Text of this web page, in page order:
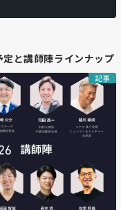
充実を目指す
携を深め、「相乗効
に大学全体が耐え
上のため、AIの活
ション）、先端半
考えも示した。
支援要望
院の暴力問題につい
決に向けて体制を強
定と講師陣ラインナップ
記事